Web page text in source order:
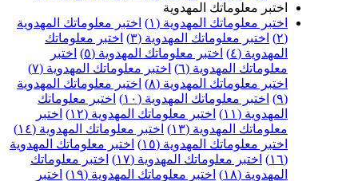
اختبر معلوماتك المهدوية
اختبر معلوماتك المهدوية (١)
اختبر معلوماتك المهدوية
(٢)
اختبر معلوماتك المهدوية (٣)
اختبر معلوماتك
المهدوية (٤)
اختبر معلوماتك المهدوية (٥)
اختبر
معلوماتك المهدوية (٦)
اختبر معلوماتك المهدوية (٧)
اختبر معلوماتك المهدوية (٨)
اختبر معلوماتك المهدوية
(٩)
اختبر معلوماتك المهدوية (١٠)
اختبر معلوماتك
المهدوية (١١)
اختبر معلوماتك المهدوية (١٢)
اختبر
معلوماتك المهدوية (١٣)
اختبر معلوماتك المهدوية (١٤)
اختبر معلوماتك المهدوية (١٥)
اختبر معلوماتك المهدوية
(١٦)
اختبر معلوماتك المهدوية (١٧)
اختبر معلوماتك
المهدوية (١٨)
اختبر معلوماتك المهدوية (١٩) اختبر